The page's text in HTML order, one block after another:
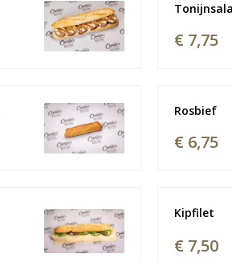
€ 7,75
Rosbief
€ 6,75
Kipfilet
€ 7,50